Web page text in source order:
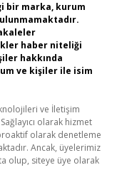
bir marka, kurum
haber niteliği
hakkında
ve kişiler ile isim
ve İletişim
olarak hizmet
olarak denetleme
Ancak, üyelerimiz
olup, siteye üye olarak